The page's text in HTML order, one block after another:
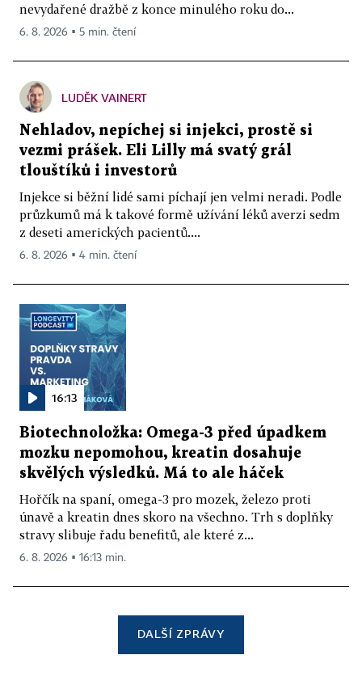
nevydařené dražbě z konce minulého roku do...
6. 8. 2026 ▪ 5 min. čtení
LUDĚK VAINERT
Nehladov, nepíchej si injekci, prostě si
vezmi prášek. Eli Lilly má svatý grál
tlouštíků i investorů
Injekce si běžní lidé sami píchají jen velmi neradi. Podle
průzkumů má k takové formě užívání léků averzi sedm
z deseti amerických pacientů....
6. 8. 2026 ▪ 4 min. čtení
16:13
Biotechnoložka: Omega-3 před úpadkem
mozku nepomohou, kreatin dosahuje
skvělých výsledků. Má to ale háček
Hořčík na spaní, omega-3 pro mozek, železo proti
únavě a kreatin dnes skoro na všechno. Trh s doplňky
stravy slibuje řadu benefitů, ale které z...
6. 8. 2026 ▪ 16:13 min.
DALŠÍ ZPRÁVY